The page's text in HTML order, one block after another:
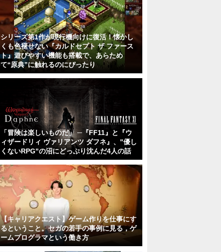
シリーズ第1作が現行機向けに復活！懐かし
くも色褪せない『カルドセプト ザ ファース
ト』遊びやすい機能も搭載で、あらため
て“原典”に触れるのにぴったり
「冒険は楽しいものだ」 ─『FF11』と『ウ
ィザードリィ ヴァリアンツ ダフネ』、"優し
くないRPG"の沼にどっぷり沈んだ4人の話
【キャリアクエスト】ゲーム作りを仕事にす
るということ。セガの若手の事例に見る，ゲ
ームプログラマという働き方